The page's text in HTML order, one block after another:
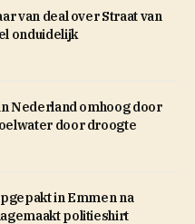
van deal over Straat van
onduidelijk
Nederland omhoog door
door droogte
in Emmen na
politieshirt